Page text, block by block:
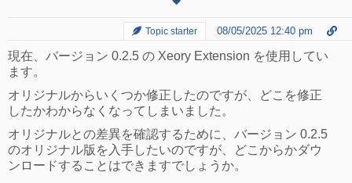
Topic starter 08/05/2025 12:40 pm
現在、バージョン 0.2.5 の Xeory Extension を使用してい
ます。
オリジナルからいくつか修正したのですが、どこを修正
したかわからなくなってしまいました。
オリジナルとの差異を確認するために、バージョン 0.2.5
のオリジナル版を入手したいのですが、どこからかダウ
ンロードすることはできますでしょうか。